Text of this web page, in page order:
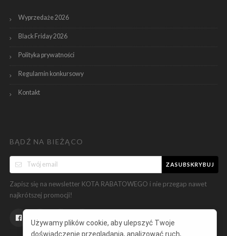
Wyprzedaże 2026
Black Friday 2026
Polityka prywatności
Regulamin konkursowy
Kontakt
BĄDŹ NA BIEŻĄCO
ZASUBSKRYBUJ
Zapisz się na newsletter KOTA RABATOWEGO i nie przegap nawet
najkrótszej promocji!
Używamy plików cookie, aby ulepszyć Twoje
doświadczenie przeglądania, analizować ruch,